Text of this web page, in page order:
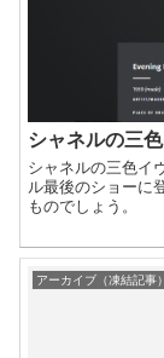
シャネルの三
シャネルの三色イ
ル最後のショーに
ものでしょう。
アーカイブ（凍結記事）